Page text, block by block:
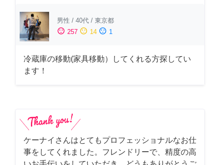
男性 / 40代 / 東京都
sentiment_satisfied 257 sentiment_neutral 14 sentiment_dissatisfied 1
冷蔵庫の移動(家具移動）してくれる方探してい
ます！
ケーナイさんはとてもプロフェッショナルなお仕
事をしてくれました。フレンドリーで、精度の高